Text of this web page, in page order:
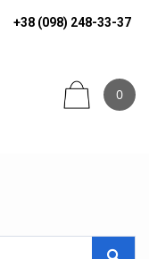
+38 (098) 248-33-37
0